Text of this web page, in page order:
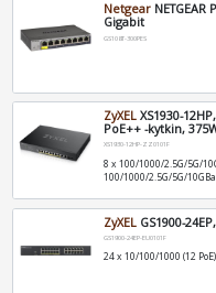
Netgear
Gigabit
GS108T-300PES
ZyXEL XS1930-
PoE++ -kytkin,
XS1930-12HP-ZZ0101F
8 x 100/1000/2.5G/5G/
100/1000/2.5G/5G/
ZyXEL GS1900-
GS1900-24EP-EU0101F
24 x 10/100/1000 (12